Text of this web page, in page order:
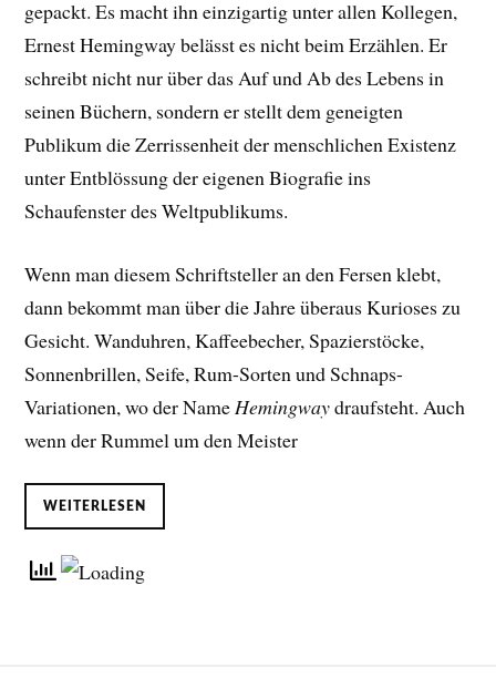
gepackt. Es macht ihn einzigartig unter allen Kollegen,
Ernest Hemingway belässt es nicht beim Erzählen. Er
schreibt nicht nur über das Auf und Ab des Lebens in
seinen Büchern, sondern er stellt dem geneigten
Publikum die Zerrissenheit der menschlichen Existenz
unter Entblössung der eigenen Biografie ins
Schaufenster des Weltpublikums.
Wenn man diesem Schriftsteller an den Fersen klebt,
dann bekommt man über die Jahre überaus Kurioses zu
Gesicht. Wanduhren, Kaffeebecher, Spazierstöcke,
Sonnenbrillen, Seife, Rum-Sorten und Schnaps-
Variationen, wo der NameHemingwaydraufsteht. Auch
wenn der Rummel um den Meister
WEITERLESEN